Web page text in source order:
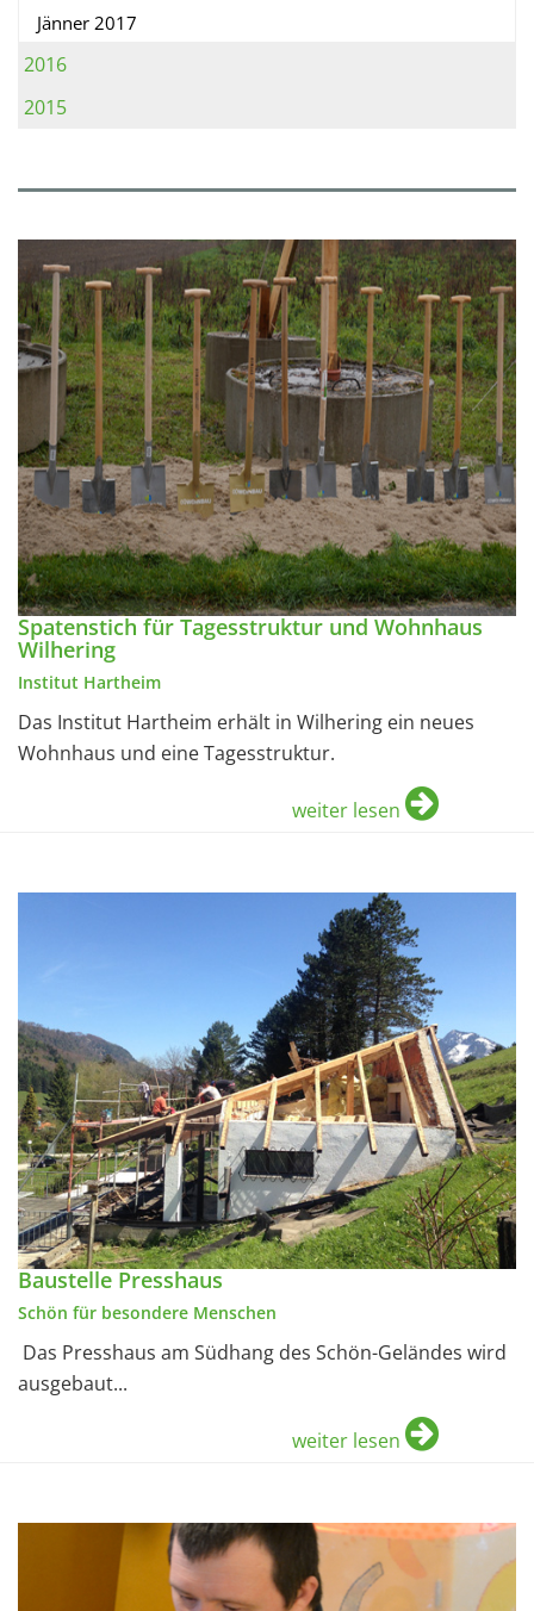
Jänner 2017
2016
2015
Spatenstich für Tagesstruktur und Wohnhaus
Wilhering
Institut Hartheim
Das Institut Hartheim erhält in Wilhering ein neues
Wohnhaus und eine Tagesstruktur.
weiter lesen
Baustelle Presshaus
Schön für besondere Menschen
Das Presshaus am Südhang des Schön-Geländes wird
ausgebaut...
weiter lesen